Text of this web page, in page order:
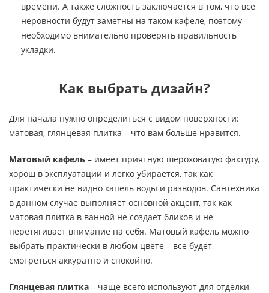
времени. А также сложность заключается в том, что все
неровности будут заметны на таком кафеле, поэтому
необходимо внимательно проверять правильность
укладки.
Как выбрать дизайн?
Для начала нужно определиться с видом поверхности:
матовая, глянцевая плитка – что вам больше нравится.
Матовый кафель – имеет приятную шероховатую фактуру,
хорош в эксплуатации и легко убирается, так как
практически не видно капель воды и разводов. Сантехника
в данном случае выполняет основной акцент, так как
матовая плитка в ванной не создает бликов и не
перетягивает внимание на себя. Матовый кафель можно
выбрать практически в любом цвете – все будет
смотреться аккуратно и спокойно.
Глянцевая плитка – чаще всего используют для отделки